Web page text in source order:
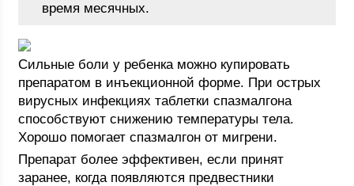
время месячных.
Сильные боли у ребенка можно купировать
препаратом в инъекционной форме. При острых
вирусных инфекциях таблетки спазмалгона
способствуют снижению температуры тела.
Хорошо помогает спазмалгон от мигрени.
Препарат более эффективен, если принят
заранее, когда появляются предвестники